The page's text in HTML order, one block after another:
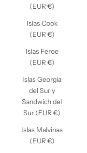
(EUR €)
Islas Cook
(EUR €)
Islas Feroe
(EUR €)
Islas Georgia
del Sur y
Sandwich del
Sur (EUR €)
Islas Malvinas
(EUR €)